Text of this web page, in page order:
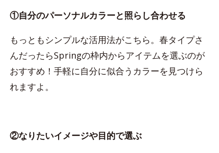
①自分のパーソナルカラーと照らし合わせる
もっともシンプルな活用法がこちら。春タイプさ
んだったらSpringの枠内からアイテムを選ぶのが
おすすめ！手軽に自分に似合うカラーを見つけら
れますよ。
②なりたいイメージや目的で選ぶ